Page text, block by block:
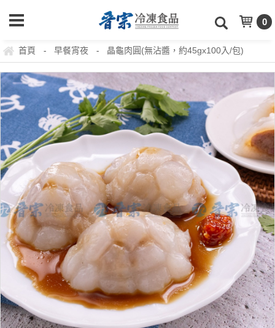
0
首頁 - 早餐宵夜 - 晶龜肉圓(無沾醬，約45gx100入/包)